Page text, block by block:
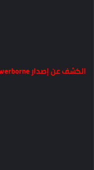
الكشف عن إصدار Towerborne في عام 2025 على الإكسبوكس